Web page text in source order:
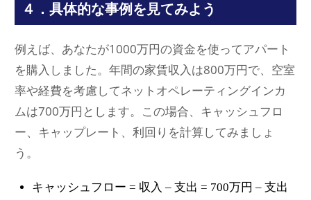
４．具体的な事例を見てみよう
例えば、あなたが1000万円の資金を使ってアパート
を購入しました。年間の家賃収入は800万円で、空室
率や経費を考慮してネットオペレーティングインカ
ムは700万円とします。この場合、キャッシュフロ
ー、キャップレート、利回りを計算してみましょ
う。
キャッシュフロー = 収入 – 支出 = 700万円 – 支出